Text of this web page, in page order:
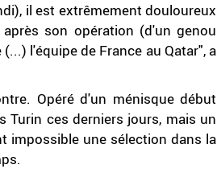
il est extrêmement douloureux
son opération (d'un genou
l'équipe de France au Qatar", a
Opéré d'un ménisque début
Turin ces derniers jours, mais un
impossible une sélection dans la